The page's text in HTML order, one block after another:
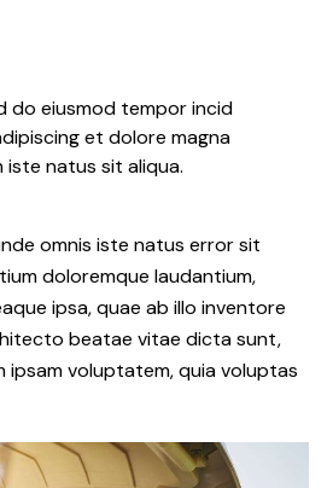
do eiusmod tempor incid
et dolore magna
iste natus sit aliqua.
omnis iste natus error sit
doloremque laudantium,
ipsa, quae ab illo inventore
beatae vitae dicta sunt,
ipsam voluptatem, quia voluptas